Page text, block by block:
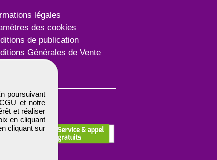
poursuivant
et notre
et réaliser
en cliquant
cliquant sur
légales
des cookies
de publication
Générales de Vente